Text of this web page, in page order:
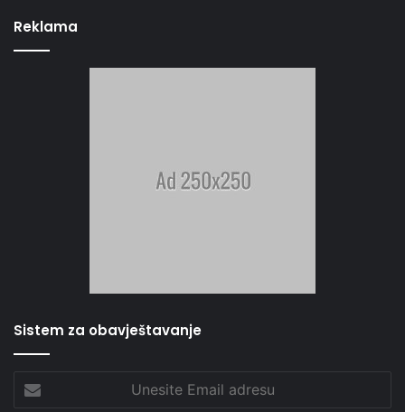
Reklama
Sistem za obavještavanje
Email